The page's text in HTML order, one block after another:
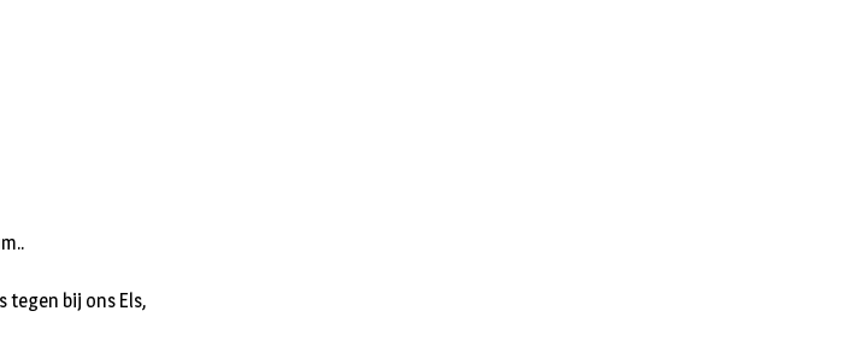
tegen bij ons Els,